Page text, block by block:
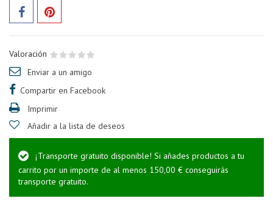
Valoración
Enviar a un amigo
Compartir en Facebook
Imprimir
Añadir a la lista de deseos
¡Transporte gratuito disponible! Si añades productos a tu
carrito por un importe de al menos 150,00 € conseguirás
transporte gratuito.